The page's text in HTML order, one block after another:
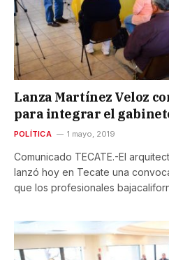
Lanza Martínez Veloz
para integrar el
POLÍTICA 1 mayo, 2019
Comunicado TECATE.-El
lanzó hoy en Tecate una
que los profesionales